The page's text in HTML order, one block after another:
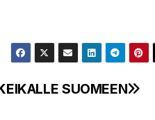
SUOMEEN